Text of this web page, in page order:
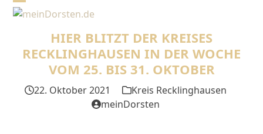
SkipOpen
mobile
menu
Close
mobile
menu
HIER BLITZT DER KREISES
RECKLINGHAUSEN IN DER WOCHE
VOM 25. BIS 31. OKTOBER
22. Oktober 2021
Kreis Recklinghausen
meinDorsten